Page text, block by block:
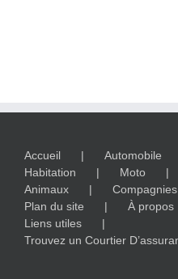
Accueil Automobile
Habitation
Moto
Animaux
Compagnies
Plan du site
À propos
Liens utiles
Trouvez un Courtier